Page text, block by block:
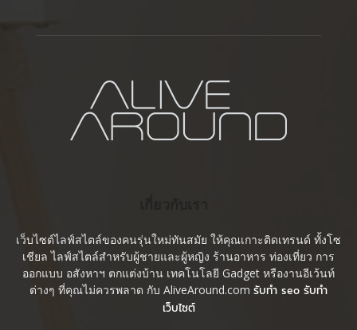
เว็บไซต์ไลฟ์สไตล์ของคนรุ่นใหม่ทันสมัย ให้คุณเกาะติดเทรนด์ ทั้งโซ
เชียล ไลฟ์สไตล์สำหรับผู้ชายและผู้หญิง ร้านอาหาร ท่องเที่ยว การ
ออกแบบ อสังหาฯ ตกแต่งบ้าน เทคโนโลยี Gadget หรืองานอีเว้นท์
ต่างๆ ที่คุณไม่ควรพลาด กับ AliveAround.com รับทำ seo รับทำ
เว็บไซต์